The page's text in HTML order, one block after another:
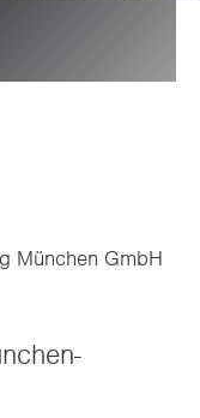
München GmbH